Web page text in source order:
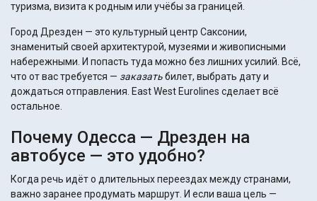
туризма, визита к родным или учёбы за границей.
Город Дрезден — это культурный центр Саксонии,
знаменитый своей архитектурой, музеями и живописными
набережными. И попасть туда можно без лишних усилий. Всё,
что от вас требуется — заказатьбилет, выбрать дату и
дождаться отправления. East West Eurolines сделает всё
остальное.
Почему Одесса — Дрезден на
автобусе — это удобно?
Когда речь идёт о длительных переездах между странами,
важно заранее продумать маршрут. И если ваша цель —